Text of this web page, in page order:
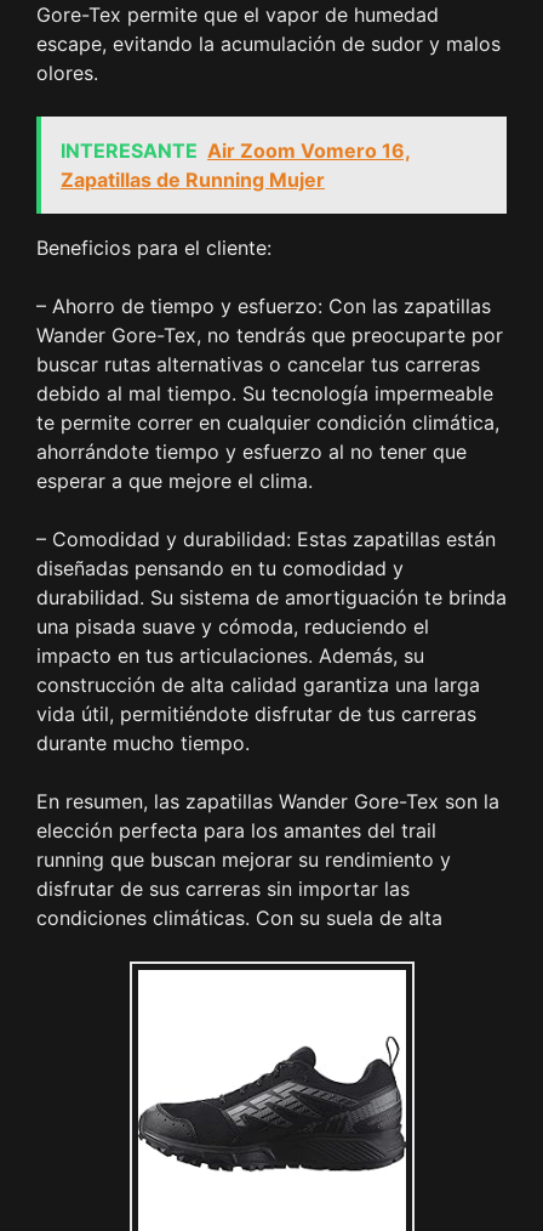
Gore-Tex permite que el vapor de humedad
escape, evitando la acumulación de sudor y malos
olores.
INTERESANTE Air Zoom Vomero 16,
Zapatillas de Running Mujer
Beneficios para el cliente:
– Ahorro de tiempo y esfuerzo: Con las zapatillas
Wander Gore-Tex, no tendrás que preocuparte por
buscar rutas alternativas o cancelar tus carreras
debido al mal tiempo. Su tecnología impermeable
te permite correr en cualquier condición climática,
ahorrándote tiempo y esfuerzo al no tener que
esperar a que mejore el clima.
– Comodidad y durabilidad: Estas zapatillas están
diseñadas pensando en tu comodidad y
durabilidad. Su sistema de amortiguación te brinda
una pisada suave y cómoda, reduciendo el
impacto en tus articulaciones. Además, su
construcción de alta calidad garantiza una larga
vida útil, permitiéndote disfrutar de tus carreras
durante mucho tiempo.
En resumen, las zapatillas Wander Gore-Tex son la
elección perfecta para los amantes del trail
running que buscan mejorar su rendimiento y
disfrutar de sus carreras sin importar las
condiciones climáticas. Con su suela de alta